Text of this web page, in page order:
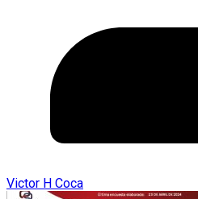
Victor H Coca